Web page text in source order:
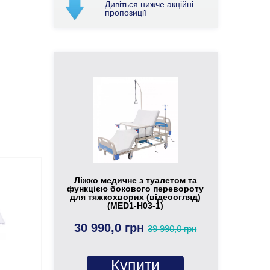
Дивіться нижче акційні
пропозиції
Ліжко медичне з туалетом та
функцією бокового перевороту
для тяжкохворих (відеоогляд)
(MED1-H03-1)
30 990,0 грн39 990,0 грн
Купити